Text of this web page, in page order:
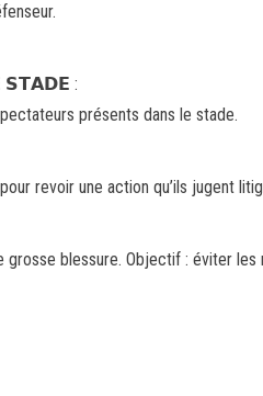
:
présents dans le stade.
revoir une action qu’ils jugent
blessure. Objectif : éviter